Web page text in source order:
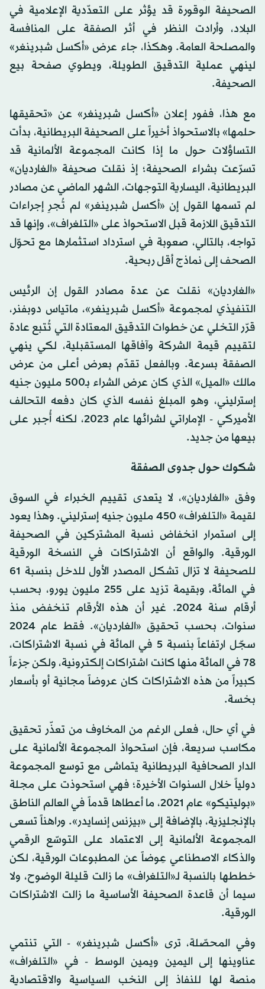
الصحيفة الوقورة قد يؤثر على التعدّدية الإعلامية في
البلاد، وأرادت النظر في أثر الصفقة على المنافسة
والمصلحة العامة. وهكذا، جاء عرض «أكسل شبرينغر»
لينهي عملية التدقيق الطويلة، ويطوي صفحة بيع
الصحيفة.
مع هذا، ففور إعلان «أكسل شبرينغر» عن «تحقيقها
حلمها» بالاستحواذ أخيراً على الصحيفة البريطانية، بدأت
التساؤلات حول ما إذا كانت المجموعة الألمانية قد
تسرّعت بشراء الصحيفة؛ إذ نقلت صحيفة «الغارديان»
البريطانية، اليسارية التوجهات، الشهر الماضي عن مصادر
لم تسمها القول إن «أكسل شبرينغر» لم تُجرِ إجراءات
التدقيق اللازمة قبل الاستحواذ على «التلغراف»، وإنها قد
تواجه، بالتالي، صعوبة في استرداد استثمارها مع تحوّل
الصحف إلى نماذج أقل ربحية.
«الغارديان» نقلت عن عدة مصادر القول إن الرئيس
التنفيذي لمجموعة «أكسل شبرينغر»، ماتياس دوبفنر،
قرّر التخلي عن خطوات التدقيق المعتادة التي تُتبع عادة
لتقييم قيمة الشركة وآفاقها المستقبلية، لكي ينهي
الصفقة بسرعة. وبالفعل تقدّم بعرض أعلى من عرض
مالك «الميل» الذي كان عرض الشراء بـ500 مليون جنيه
إسترليني، وهو المبلغ نفسه الذي كان دفعه التحالف
الأميركي - الإماراتي لشرائها عام 2023، لكنه أُجبر على
بيعها من جديد.
شكوك حول جدوى الصفقة
وفق «الغارديان»، لا يتعدى تقييم الخبراء في السوق
لقيمة «التلغراف» 450 مليون جنيه إسترليني. وهذا يعود
إلى استمرار انخفاض نسبة المشتركين في الصحيفة
الورقية. والواقع أن الاشتراكات في النسخة الورقية
للصحيفة لا تزال تشكل المصدر الأول للدخل بنسبة 61
في المائة، وبقيمة تزيد على 255 مليون يورو، بحسب
أرقام سنة 2024. غير أن هذه الأرقام تنخفض منذ
سنوات، بحسب تحقيق «الغارديان». فقط عام 2024
سجّل ارتفاعاً بنسبة 5 في المائة في نسبة الاشتراكات،
78 في المائة منها كانت اشتراكات إلكترونية، ولكن جزءاً
كبيراً من هذه الاشتراكات كان عروضاً مجانية أو بأسعار
بخسة.
في أي حال، فعلى الرغم من المخاوف من تعذّر تحقيق
مكاسب سريعة، فإن استحواذ المجموعة الألمانية على
الدار الصحافية البريطانية يتماشى مع توسع المجموعة
دولياً خلال السنوات الأخيرة؛ فهي استحوذت على مجلة
«بوليتيكو» عام 2021، ما أعطاها قدماً في العالم الناطق
بالإنجليزية، بالإضافة إلى «بيزنس إنسايدر». وراهناً تسعى
المجموعة الألمانية إلى الاعتماد على التوسّع الرقمي
والذكاء الاصطناعي عِوضاً عن المطبوعات الورقية، لكن
خططها بالنسبة لـ«التلغراف» ما زالت قليلة الوضوح، ولا
سيما أن قاعدة الصحيفة الأساسية ما زالت الاشتراكات
الورقية.
وفي المحصّلة، ترى «أكسل شبرينغر» - التي تنتمي
عناوينها إلى اليمين ويمين الوسط - في «التلغراف»
منصة لها للنفاذ إلى النخب السياسية والاقتصادية